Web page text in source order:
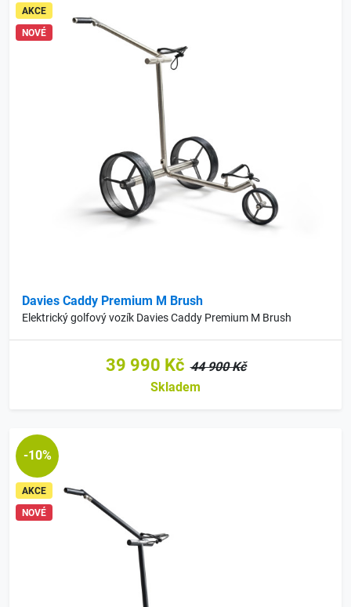
AKCE
NOVÉ
Davies Caddy Premium M Brush
Elektrický golfový vozík Davies Caddy Premium M Brush
39 990 Kč 44 900 Kč
Skladem
-10%
AKCE
NOVÉ